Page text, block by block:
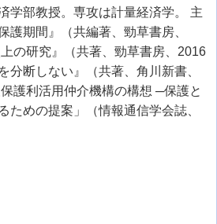
学部教授。専攻は計量経済学。 主
護期間』（共編著、勁草書房、
の研究』（共著、勁草書房、 2016
分断しない』（共著、角川新書、
護利活用仲介機構の構想 ─保護と
ための提案」（情報通信学会誌、